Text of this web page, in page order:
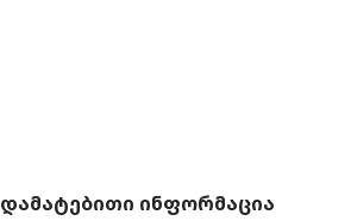
ᲓᲐᲛᲐᲢᲔᲑᲘᲗᲘ ᲘᲜᲤᲝᲠᲛᲐᲪᲘᲐ